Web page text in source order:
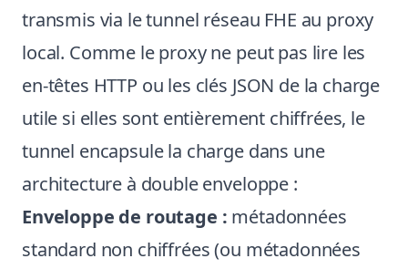
transmis via le tunnel réseau FHE au proxy
local. Comme le proxy ne peut pas lire les
en-têtes HTTP ou les clés JSON de la charge
utile si elles sont entièrement chiffrées, le
tunnel encapsule la charge dans une
architecture à double enveloppe :
Enveloppe de routage : métadonnées
standard non chiffrées (ou métadonnées